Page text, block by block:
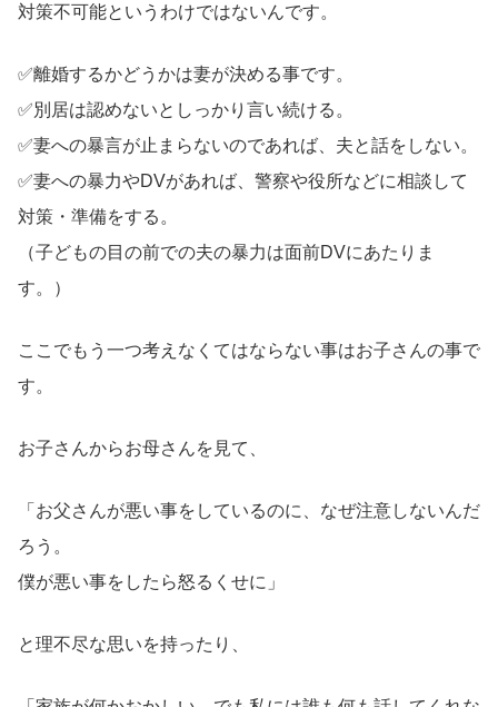
対策不可能というわけではないんです。
✅離婚するかどうかは妻が決める事です。
✅別居は認めないとしっかり言い続ける。
✅妻への暴言が止まらないのであれば、夫と話をしない。
✅妻への暴力やDVがあれば、警察や役所などに相談して
対策・準備をする。
（子どもの目の前での夫の暴力は面前DVにあたりま
す。）
ここでもう一つ考えなくてはならない事はお子さんの事で
す。
お子さんからお母さんを見て、
「お父さんが悪い事をしているのに、なぜ注意しないんだ
ろう。
僕が悪い事をしたら怒るくせに」
と理不尽な思いを持ったり、